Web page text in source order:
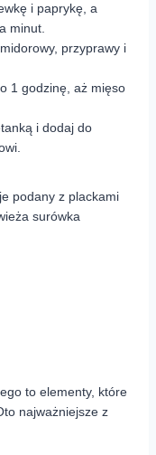
i paprykę, a
minut.
przyprawy i
1 godzinę, aż mięso
i dodaj do
podany z plackami
surówka
to elementy, które
najważniejsze z